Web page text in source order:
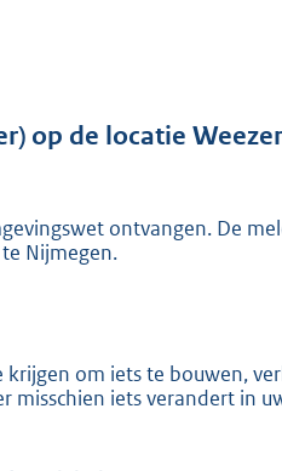
op de locatie
ontvangen. De
Nijmegen.
om iets te bouwen,
misschien iets verandert in